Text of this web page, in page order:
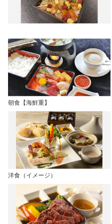
朝食【海鮮重】
洋食（イメージ）